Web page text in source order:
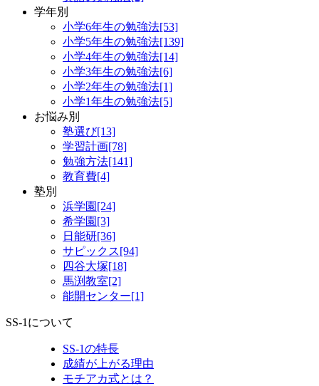
学年別
小学6年生の勉強法[53]
小学5年生の勉強法[139]
小学4年生の勉強法[14]
小学3年生の勉強法[6]
小学2年生の勉強法[1]
小学1年生の勉強法[5]
お悩み別
塾選び[13]
学習計画[78]
勉強方法[141]
教育費[4]
塾別
浜学園[24]
希学園[3]
日能研[36]
サピックス[94]
四谷大塚[18]
馬渕教室[2]
能開センター[1]
SS-1について
SS-1の特長
成績が上がる理由
モチアカ式とは？